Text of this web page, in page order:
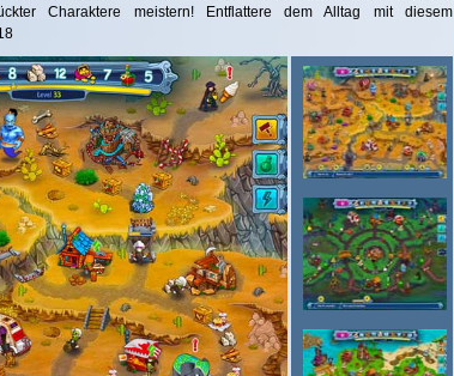
Charaktere meistern! Entflattere dem Alltag mit diesem